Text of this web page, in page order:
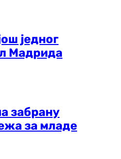
једног
Мадрида
забрану
за младе